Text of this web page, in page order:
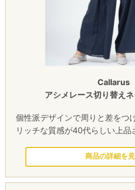
Callarus
アシメレース切り替え
個性派デザインで周りと差をつ
リッチな質感が40代らしい上品
このドレスを